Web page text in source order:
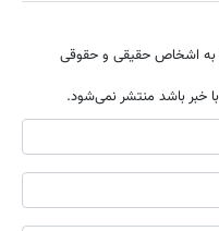
به اشخاص حقیقی و حقوقی
با خبر باشد منتشر نمی‌شود.